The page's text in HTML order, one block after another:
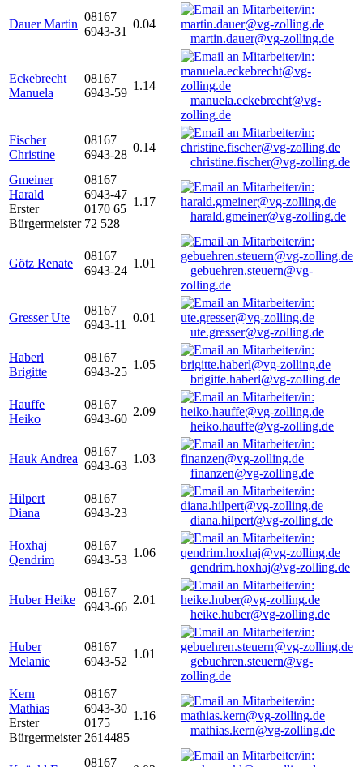
Dauer Martin
08167
6943-31
0.04
martin.dauer@vg-zolling.de
Eckebrecht
Manuela
08167
6943-59
1.14
manuela.eckebrecht@vg-
zolling.de
Fischer
Christine
08167
6943-28
0.14
christine.fischer@vg-zolling.de
Gmeiner
Harald
Erster
Bürgermeister
08167
6943-47
0170 65
72 528
1.17
harald.gmeiner@vg-zolling.de
Götz Renate
08167
6943-24
1.01
gebuehren.steuern@vg-
zolling.de
Gresser Ute
08167
6943-11
0.01
ute.gresser@vg-zolling.de
Haberl
Brigitte
08167
6943-25
1.05
brigitte.haberl@vg-zolling.de
Hauffe
Heiko
08167
6943-60
2.09
heiko.hauffe@vg-zolling.de
Hauk Andrea
08167
6943-63
1.03
finanzen@vg-zolling.de
Hilpert
Diana
08167
6943-23
diana.hilpert@vg-zolling.de
Hoxhaj
Qendrim
08167
6943-53
1.06
qendrim.hoxhaj@vg-zolling.de
Huber Heike
08167
6943-66
2.01
heike.huber@vg-zolling.de
Huber
Melanie
08167
6943-52
1.01
gebuehren.steuern@vg-
zolling.de
Kern
Mathias
Erster
Bürgermeister
08167
6943-30
0175
2614485
1.16
mathias.kern@vg-zolling.de
08167